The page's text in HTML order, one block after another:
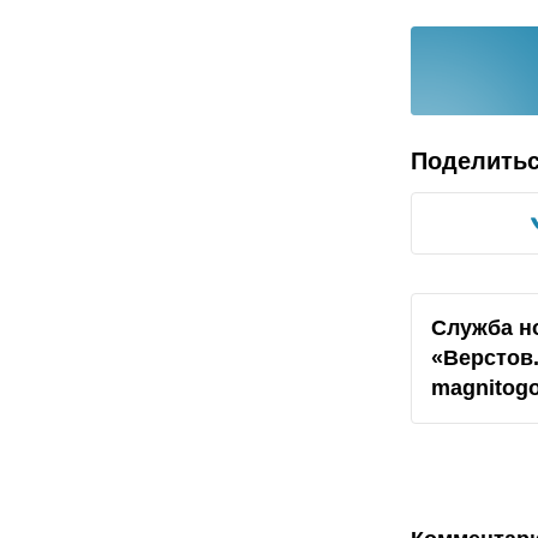
Служба